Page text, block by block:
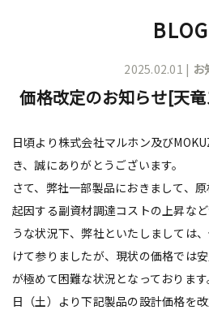
BLOG
2025.02.01 | お
価格改定のお知らせ[天
日頃より株式会社マルホン及び
き、誠にありがとうございます。
さて、弊社一部製品におきまして、
起因する副資材調達コストの上昇な
うな状況下、弊社といたしましては
けて参りましたが、現状の価格では
が極めて困難な状況となっておりま
日（土）より下記製品の設計価格を